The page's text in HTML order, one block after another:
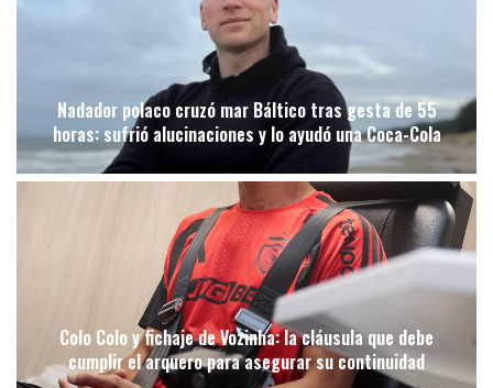
Nadador polaco cruzó mar Báltico tras gesta de 55
horas: sufrió alucinaciones y lo ayudó una Coca-Cola
Colo Colo y fichaje de Vozinha: la cláusula que debe
cumplir el arquero para asegurar su continuidad